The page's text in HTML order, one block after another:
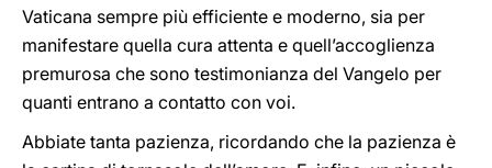
Vaticana sempre più efficiente e moderno, sia per
manifestare quella cura attenta e quell’accoglienza
premurosa che sono testimonianza del Vangelo per
quanti entrano a contatto con voi.
Abbiate tanta pazienza, ricordando che la pazienza è